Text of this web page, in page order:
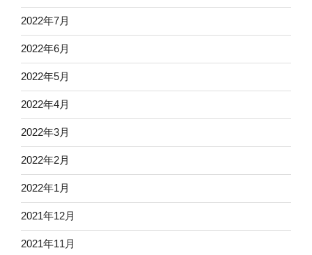
2022年7月
2022年6月
2022年5月
2022年4月
2022年3月
2022年2月
2022年1月
2021年12月
2021年11月